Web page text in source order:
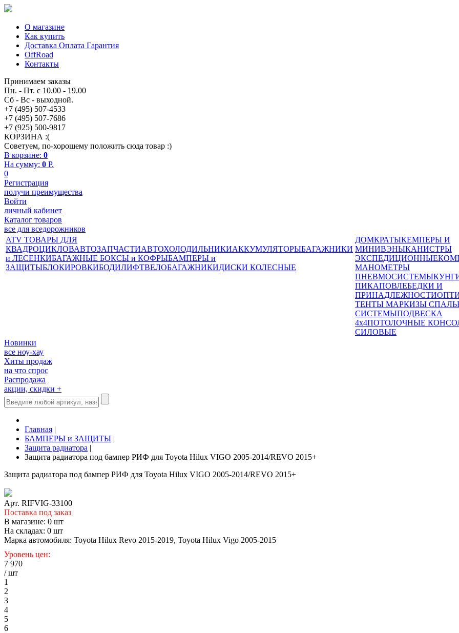
О магазине
Как купить
Доставка Оплата Гарантия
OffRoad
Контакты
Принимаем заказы
Пн. - Пт. с 10.00 - 19.00
Сб - Вс - выходной.
+7 (495) 507-4533
+7 (495) 507-7686
+7 (925) 500-9817
КОРЗИНА :(
Советуем, по-хорошему положить сюда товар :)
В корзине: 0
На сумму: 0 P.
0
Регистрация
получи преимущества
Войти
личный кабинет
Каталог товаров
все для вседорожников
ATV ТОВАРЫ ДЛЯ
КВАДРОЦИКЛОВАВТОЗАПЧАСТИАВТОХОЛОДИЛЬНИКИАККУМУЛЯТОРЫБАГАЖНИКИ
и ЛЕСЕНКИБАГАЖНЫЕ БОКСЫ и КОФРЫБАМПЕРЫ и
ЗАЩИТЫБЛОКИРОВКИБОДИЛИФТВЕЛОБАГАЖНИКИДИСКИ КОЛЕСНЫЕ
ДОМКРАТЫКЕМПЕРЫ И
МИНИВЭНЫКАНИСТРЫ
ЭКСПЕДИЦИОННЫЕ
МАНОМЕТРЫ
ПНЕВМОСИСТЕМЫ
ПИКАПОВЛЕБЕДКИ И
ПРИНАДЛЕЖНОСТИ
ТЕНТЫ МАРКИЗЫ
СИСТЕМЫПОДВЕСКА
4x4ПОТОЛОЧНЫЕ
СИЛОВЫЕ
Новинки
все ноу-хау
Хиты продаж
на что спрос
Распродажа
акции, скидки +
Главная |
БАМПЕРЫ и ЗАЩИТЫ |
Защита радиатора |
Защита радиатора под бампер РИФ для Toyota Hilux VIGO 2005-2014/REVO 2015+
Защита радиатора под бампер РИФ для Toyota Hilux VIGO 2005-2014/REVO 2015+
Арт. RIFVIG-33100
Поставка под заказ
В магазине: 0 шт
На складах: 0 шт
Марка автомобиля: Toyota Hilux Revo 2015-2019, Toyota Hilux Vigo 2005-2015
Уровень цен:
7 970
/ шт
1
2
3
4
5
6